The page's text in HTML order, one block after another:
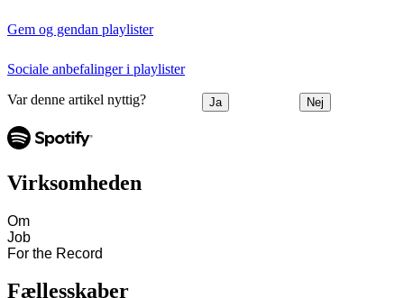
Gem og gendan playlister
Sociale anbefalinger i playlister
Var denne artikel nyttig? Ja Nej
Virksomheden
Om
Job
For the Record
Fællesskaber